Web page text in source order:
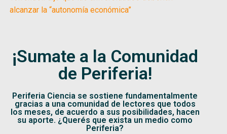
alcanzar la “autonomía económica”
¡Sumate a la Comunidad
de Periferia!
Periferia Ciencia se sostiene fundamentalmente
gracias a una comunidad de lectores que todos
los meses, de acuerdo a sus posibilidades, hacen
su aporte. ¿Querés que exista un medio como
Periferia?